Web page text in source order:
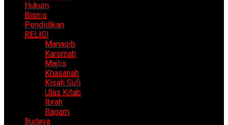
Hukum
Bisnis
Pendidikan
RELIGI
Manaqib
Karomah
Majlis
Khasanah
Kisah Sufi
Ulas Kitab
Ibrah
Ragam
Budaya